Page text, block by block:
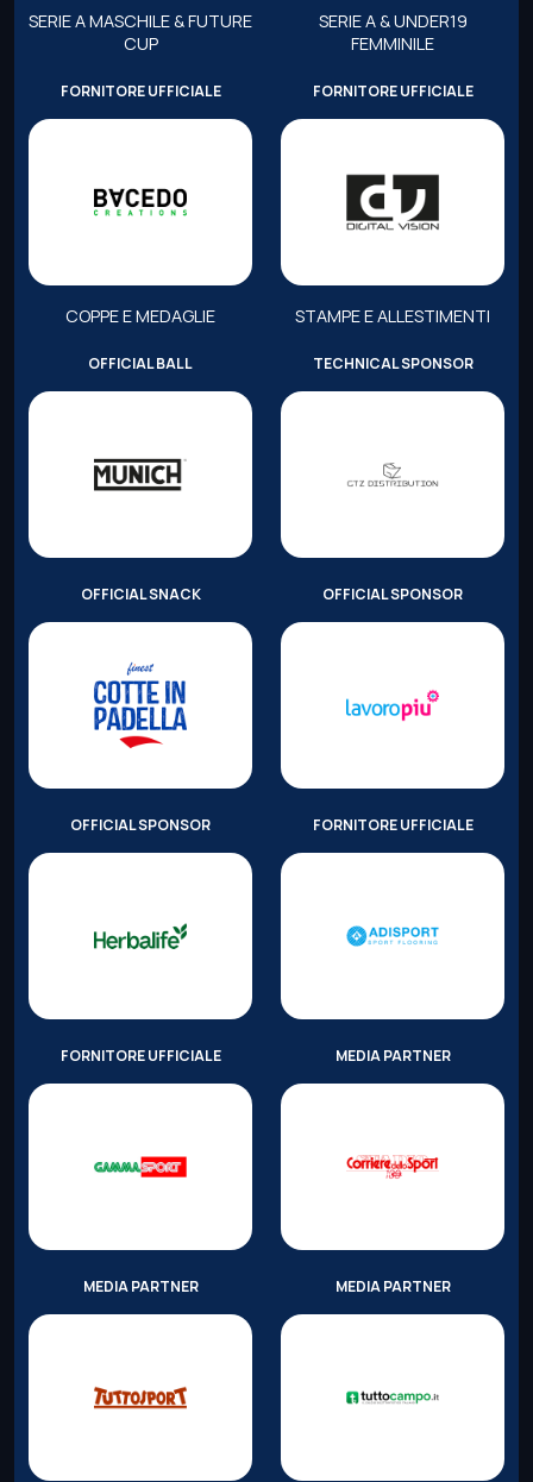
SERIE A MASCHILE & FUTURE
CUP
SERIE A & UNDER19
FEMMINILE
FORNITORE UFFICIALE
COPPE E MEDAGLIE
FORNITORE UFFICIALE
STAMPE E ALLESTIMENTI
OFFICIAL BALL TECHNICAL SPONSOR
OFFICIAL SNACK OFFICIAL SPONSOR
OFFICIAL SPONSOR FORNITORE UFFICIALE
FORNITORE UFFICIALE MEDIA PARTNER
MEDIA PARTNER MEDIA PARTNER